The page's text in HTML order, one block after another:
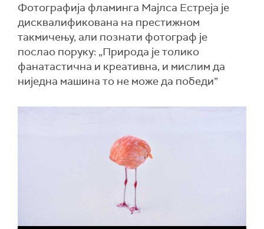
Фотографија фламинга Мајлса Естреја је
дисквалификована на престижном
такмичењу, али познати фотограф је
послао поруку: „Природа је толико
фанатастична и креативна, и мислим да
ниједна машина то не може да победи”